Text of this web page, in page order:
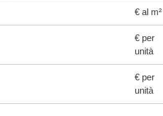
€ al m²
€ per
unità
€ per
unità